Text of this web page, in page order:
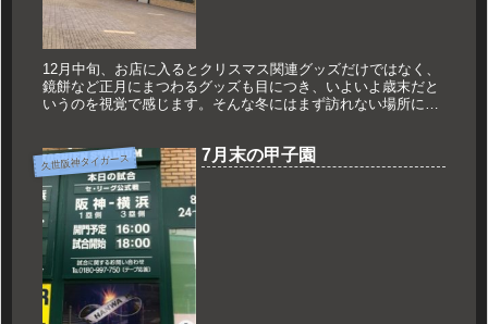
12月中旬、お店に入るとクリスマス関連グッズだけではなく、
鏡餅など正月にまつわるグッズも目につき、いよいよ歳末だと
いうのを視覚で感じます。そんな冬にはまず訪れない場所に今
久世阪神タイガース 7月末の甲子園